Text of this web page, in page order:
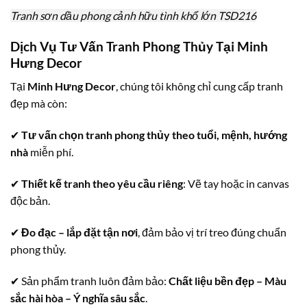
Tranh sơn dầu phong cảnh hữu tình khổ lớn TSD216
Dịch Vụ Tư Vấn Tranh Phong Thủy Tại Minh
Hưng Decor
Tại Minh Hưng Decor, chúng tôi không chỉ cung cấp tranh
đẹp mà còn:
✔ Tư vấn chọn tranh phong thủy theo tuổi, mệnh, hướng
nhà miễn phí.
✔ Thiết kế tranh theo yêu cầu riêng: Vẽ tay hoặc in canvas
độc bản.
✔ Đo đạc – lắp đặt tận nơi , đảm bảo vị trí treo đúng chuẩn
phong thủy.
✔ Sản phẩm tranh luôn đảm bảo: Chất liệu bền đẹp – Màu
sắc hài hòa – Ý nghĩa sâu sắc